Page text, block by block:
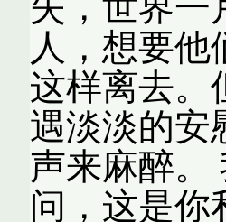
人，想要
这样离去。
遇淡淡的安
声来麻醉。
问，这是你